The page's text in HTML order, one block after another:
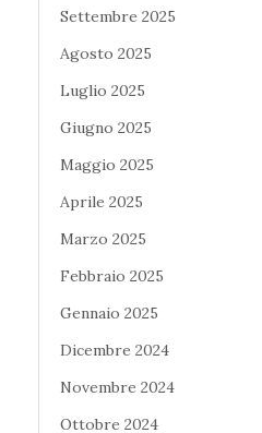
Settembre 2025
Agosto 2025
Luglio 2025
Giugno 2025
Maggio 2025
Aprile 2025
Marzo 2025
Febbraio 2025
Gennaio 2025
Dicembre 2024
Novembre 2024
Ottobre 2024